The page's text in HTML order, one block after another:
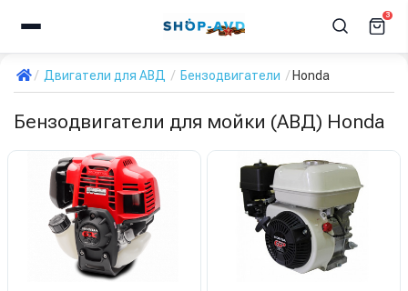
3
Двигатели для АВД Бензодвигатели Honda
Бензодвигатели для мойки (АВД) Honda